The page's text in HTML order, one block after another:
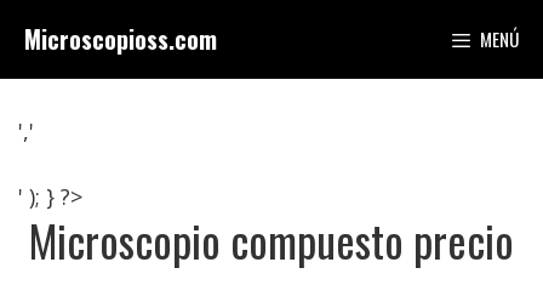
contenido
Microscopioss.com MENÚ
','
' ); } ?>
Microscopio compuesto precio